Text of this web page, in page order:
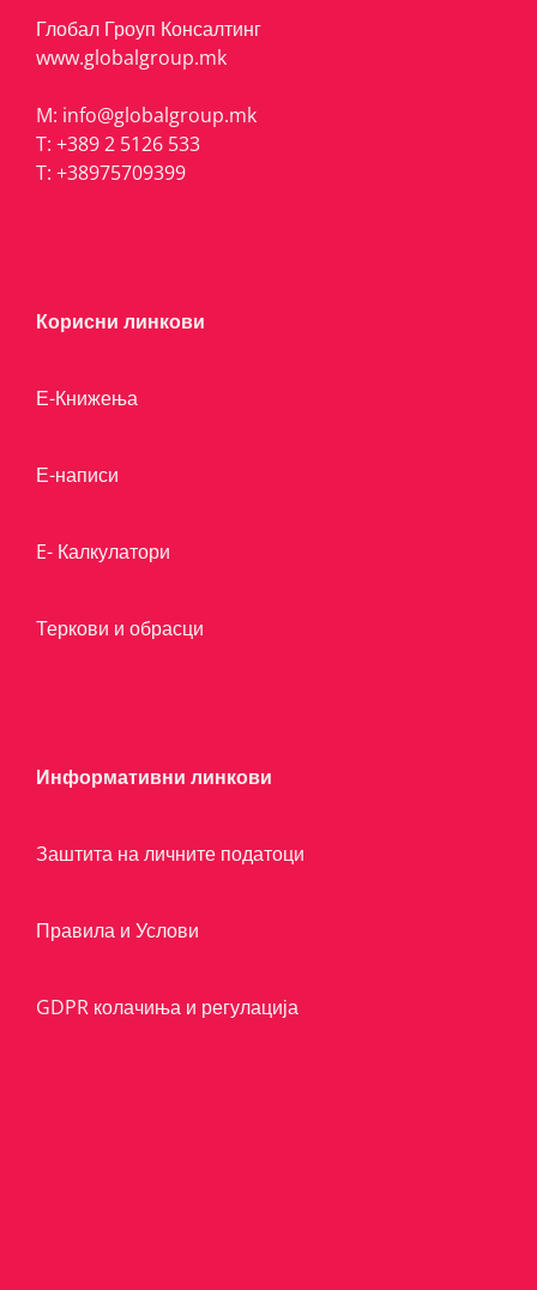
Глобал Гроуп Консалтинг
www.globalgroup.mk
M: info@globalgroup.mk
T: +389 2 5126 533
T: +38975709399
Корисни линкови
Е-Книжења
Е-написи
E- Калкулатори
Теркови и обрасци
Информативни линкови
Заштита на личните податоци
Правила и Услови
GDPR колачиња и регулација